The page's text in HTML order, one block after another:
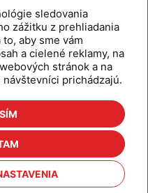
sledovania
zážitku z prehliadania
aby sme vám
a cielené reklamy, na
stránok a na
prichádzajú.
šikovné tipy